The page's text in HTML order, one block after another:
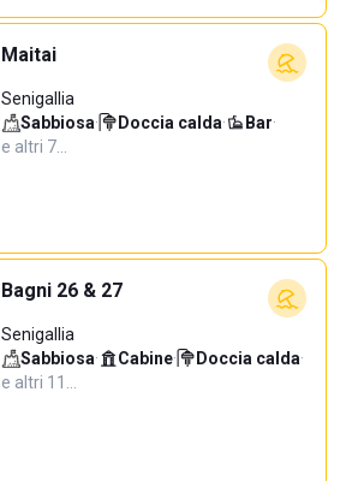
Maitai
Senigallia
Sabbiosa· Doccia calda· Bar·
e altri 7…
Bagni 26 & 27
Senigallia
Sabbiosa· Cabine· Doccia calda·
e altri 11…